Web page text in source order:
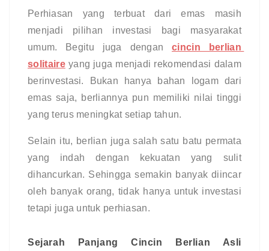
Perhiasan yang terbuat dari emas masih
menjadi pilihan investasi bagi masyarakat
umum. Begitu juga dengan cincin berlian
solitaire yang juga menjadi rekomendasi dalam
berinvestasi. Bukan hanya bahan logam dari
emas saja, berliannya pun memiliki nilai tinggi
yang terus meningkat setiap tahun.
Selain itu, berlian juga salah satu batu permata
yang indah dengan kekuatan yang sulit
dihancurkan. Sehingga semakin banyak diincar
oleh banyak orang, tidak hanya untuk investasi
tetapi juga untuk perhiasan.
Sejarah Panjang Cincin Berlian Asli